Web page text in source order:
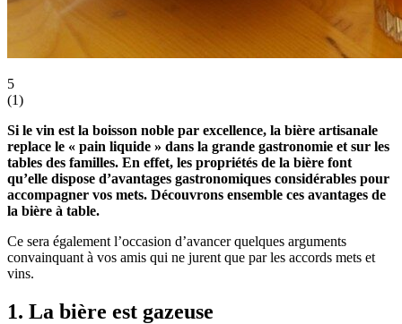
5
(1)
Si le vin est la boisson noble par excellence, la bière artisanale
replace le « pain liquide » dans la grande gastronomie et sur les
tables des familles. En effet, les propriétés de la bière font
qu’elle dispose d’avantages gastronomiques considérables pour
accompagner vos mets. Découvrons ensemble ces avantages de
la bière à table.
Ce sera également l’occasion d’avancer quelques arguments
convainquant à vos amis qui ne jurent que par les accords mets et
vins.
1. La bière est gazeuse